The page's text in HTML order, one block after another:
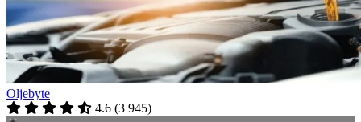
Oljebyte
4.6 (3 945)